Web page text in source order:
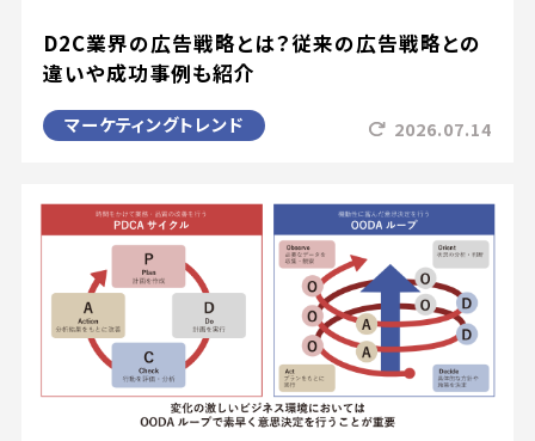
D2C業界の広告戦略とは？従来の広告戦略との
違いや成功事例も紹介
マーケティングトレンド 2026.07.14